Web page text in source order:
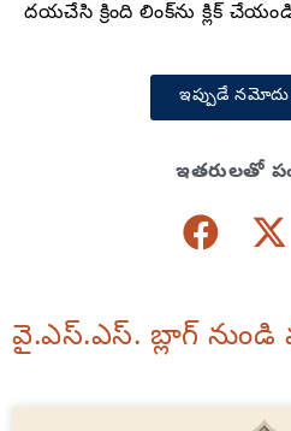
దయచేసి క్రింది లింక్‌ను క్లిక్
ఇప్పుడే
ఇతరులతో
వై.ఎస్.ఎస్. బ్లాగ్